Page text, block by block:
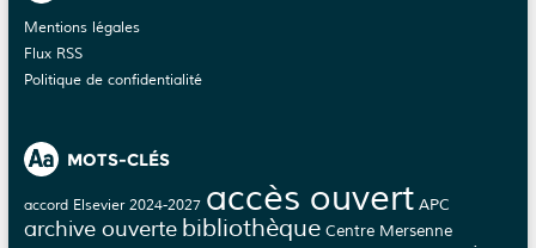
Mentions légales
Flux RSS
Politique de confidentialité
MOTS-CLÉS
accord Elsevier 2024-2027 accès ouvert APC
archive ouverte bibliothèque Centre Mersenne